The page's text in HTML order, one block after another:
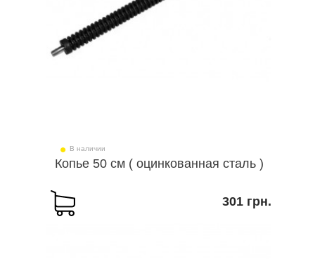
В наличии
Копье 50 см ( оцинкованная сталь )
301 грн.